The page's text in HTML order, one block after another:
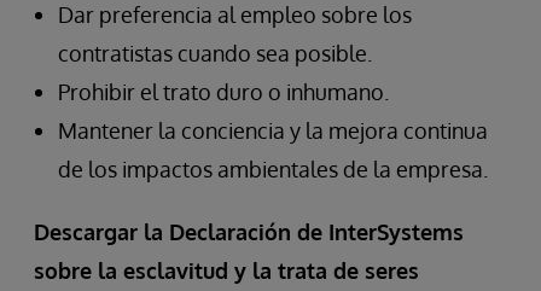
Dar preferencia al empleo sobre los
contratistas cuando sea posible.
Prohibir el trato duro o inhumano.
Mantener la conciencia y la mejora continua
de los impactos ambientales de la empresa.
Descargar la Declaración de InterSystems
sobre la esclavitud y la trata de seres